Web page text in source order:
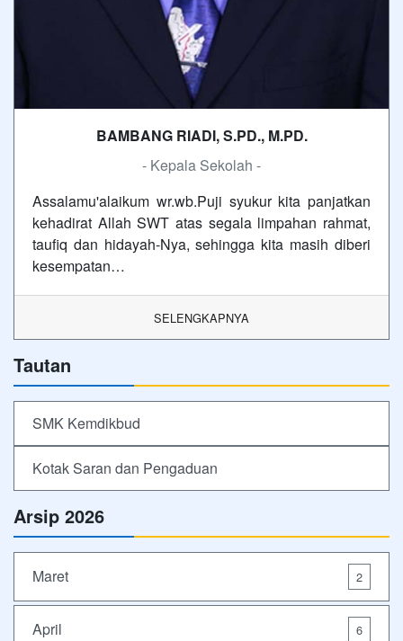
BAMBANG RIADI, S.PD., M.PD.
- Kepala Sekolah -
Assalamu'alaikum wr.wb.Puji syukur kita panjatkan
kehadirat Allah SWT atas segala limpahan rahmat,
taufiq dan hidayah-Nya, sehingga kita masih diberi
kesempatan…
SELENGKAPNYA
Tautan
SMK Kemdikbud
Kotak Saran dan Pengaduan
Arsip 2026
Maret 2
April 6